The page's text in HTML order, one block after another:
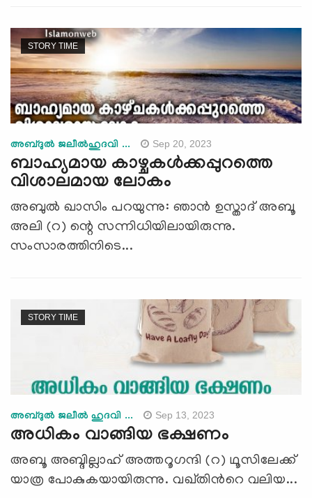
STORY TIME
അബ്ദുല്‍ ജലീല്‍ഹുദവി ... Sep 20, 2023
ബാഹ്യമായ കാഴ്ചകള്‍ക്കപ്പുറത്തെ
വിശാലമായ ലോകം
അബുൽ ഖാസിം പറയുന്നു: ഞാൻ ഉസ്താദ് അബൂ
അലി (റ) ന്റെ സന്നിധിയിലായിരുന്നു.
സംസാരത്തിനിടെ...
STORY TIME
അബ്ദുല്‍ ജലീല്‍ ഹുദവി ... Sep 13, 2023
അധികം വാങ്ങിയ ഭക്ഷണം
അബൂ അബ്ദില്ലാഹ് അത്തറൂഗന്ദി (റ) ഥൂസിലേക്ക്
യാത്ര പോകുകയായിരുന്നു. വഖ്തിന്‍റെ വലിയ...